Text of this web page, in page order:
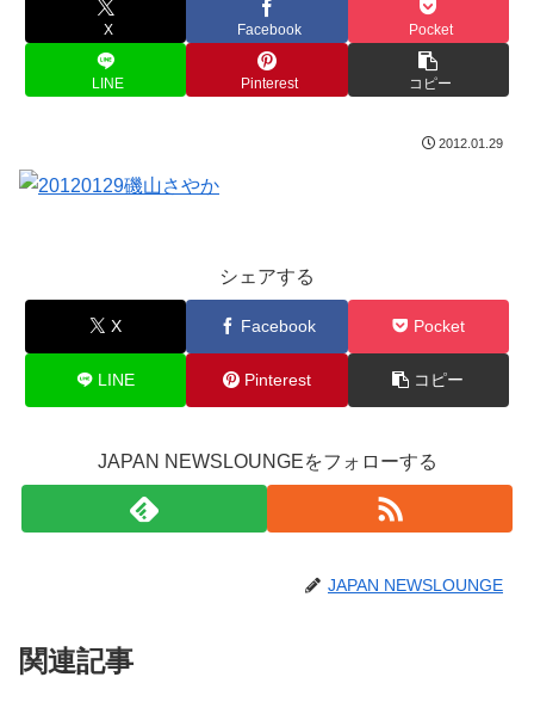
X Facebook Pocket
LINE Pinterest コピー
2012.01.29
シェアする
X Facebook Pocket
LINE Pinterest コピー
JAPAN NEWSLOUNGEをフォローする
JAPAN NEWSLOUNGE
関連記事